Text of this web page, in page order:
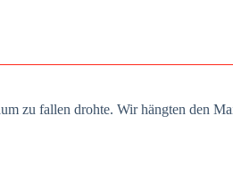
zu fal­len droh­te. Wir häng­ten den